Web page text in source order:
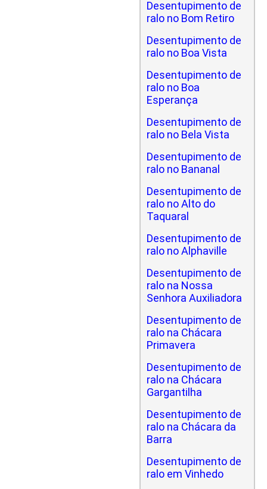
Desentupimento de
ralo no Bom Retiro
Desentupimento de
ralo no Boa Vista
Desentupimento de
ralo no Boa
Esperança
Desentupimento de
ralo no Bela Vista
Desentupimento de
ralo no Bananal
Desentupimento de
ralo no Alto do
Taquaral
Desentupimento de
ralo no Alphaville
Desentupimento de
ralo na Nossa
Senhora Auxiliadora
Desentupimento de
ralo na Chácara
Primavera
Desentupimento de
ralo na Chácara
Gargantilha
Desentupimento de
ralo na Chácara da
Barra
Desentupimento de
ralo em Vinhedo